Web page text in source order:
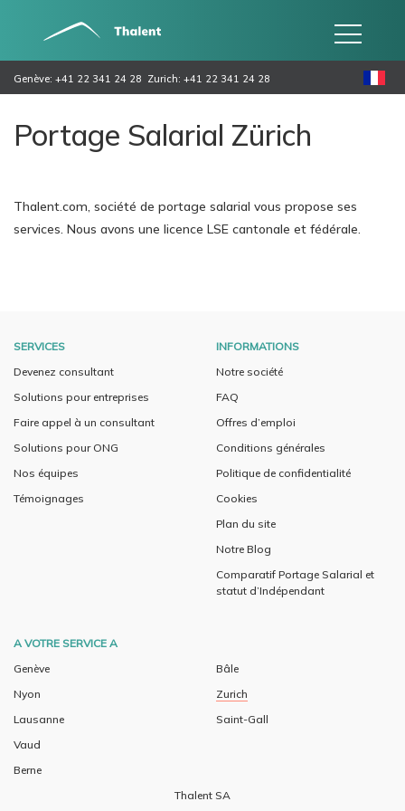
Genève: +41 22 341 24 28 Zurich: +41 22 341 24 28
Portage Salarial Zürich
Thalent.com, société de portage salarial vous propose ses
services. Nous avons une licence LSE cantonale et fédérale.
SERVICES
Devenez consultant
Solutions pour entreprises
Faire appel à un consultant
Solutions pour ONG
Nos équipes
Témoignages
INFORMATIONS
Notre société
FAQ
Offres d’emploi
Conditions générales
Politique de confidentialité
Cookies
Plan du site
Notre Blog
Comparatif Portage Salarial et
statut d’Indépendant
A VOTRE SERVICE A
Genève
Nyon
Lausanne
Vaud
Berne
Bâle
Zurich
Saint-Gall
Thalent SA